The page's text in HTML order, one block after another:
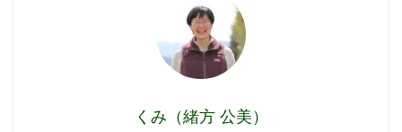
くみ（緒方 公美）